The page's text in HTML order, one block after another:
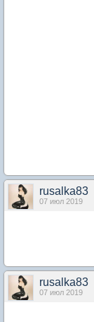
rusalka83
07 июл 2019
rusalka83
07 июл 2019